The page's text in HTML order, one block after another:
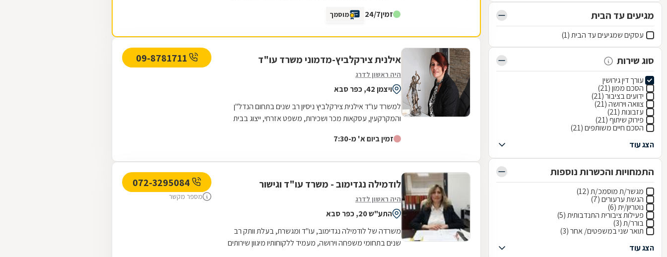
מגיעים עד הבית
עסקים שמגיעים עד הבית (1)
סוג שירות
עורך דין גירושין
הסכם ממון (21)
ידועים בציבור (21)
צוואה וירושה (21)
עזבונות (21)
פירוק שיתוף (21)
הסכם חיים משותפים (21)
הצג עוד
התמחויות והכשרות נוספות
מגשר/ת מוסמכ/ת (12)
הגשת ערעורים (7)
נוטריון/ית (6)
פעילות ציבורית התנדבותית (5)
בורר/ת (3)
תואר שני במשפטים/ אחר (3)
הצג עוד
ואכפתי, והרגשנו שאנחנו בידיים טובות. תודה רבה על כל
זמין24/7 מוסמך
אילנית צירקלביץ-מדמוני משרד עו"ד
היה ראשון לדרג
ויצמן 42, כפר סבא
למשרד עו"ד אילנית צירקלביץ ניסיון רב שנים בתחום הנדל"ן
והמקרקעין, עסקאות מכר ושכירות, משפט אזרחי, ייצוג בבית
זמין ביום א' מ-7:30
לודמילה נגדימוב - משרד עו"ד וגישור
היה ראשון לדרג
התע"ש 20, כפר סבא
משרדה של לודמילה נגדימוב, עו"ד ומגשרת, בעלת וותק רב
שנים בתחומי משפחה וירושה, מעמיד ללקוחותיו מיגוון שירותים
מספר מקשר